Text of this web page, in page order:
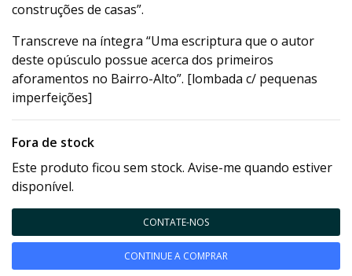
construções de casas”.
Transcreve na íntegra “Uma escriptura que o autor
deste opúsculo possue acerca dos primeiros
aforamentos no Bairro-Alto”. [lombada c/ pequenas
imperfeições]
Fora de stock
Este produto ficou sem stock. Avise-me quando estiver
disponível.
CONTATE-NOS
CONTINUE A COMPRAR